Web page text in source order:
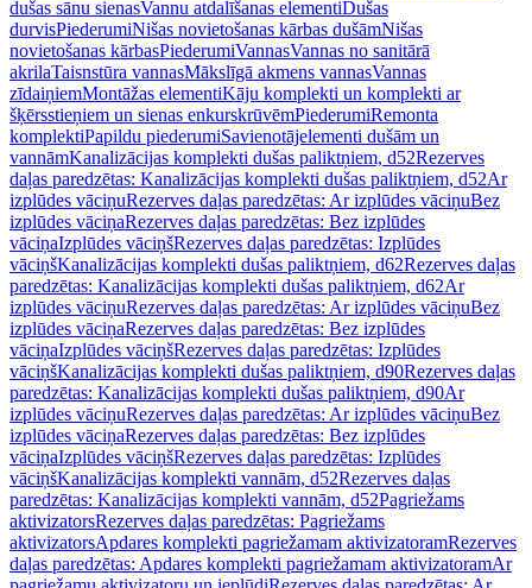
dušas sānu sienasVannu atdalīšanas elementiDušas
durvisPiederumiNišas novietošanas kārbas dušāmNišas
novietošanas kārbasPiederumiVannasVannas no sanitārā
akrilaTaisnstūra vannasMākslīgā akmens vannasVannas
zīdaiņiemMontāžas elementiKāju komplekti un komplekti ar
šķērsstieņiem un sienas enkurskrūvēmPiederumiRemonta
komplektiPapildu piederumiSavienotājelementi dušām un
vannāmKanalizācijas komplekti dušas paliktņiem, d52Rezerves
daļas paredzētas: Kanalizācijas komplekti dušas paliktņiem, d52Ar
izplūdes vāciņuRezerves daļas paredzētas: Ar izplūdes vāciņuBez
izplūdes vāciņaRezerves daļas paredzētas: Bez izplūdes
vāciņaIzplūdes vāciņšRezerves daļas paredzētas: Izplūdes
vāciņšKanalizācijas komplekti dušas paliktņiem, d62Rezerves daļas
paredzētas: Kanalizācijas komplekti dušas paliktņiem, d62Ar
izplūdes vāciņuRezerves daļas paredzētas: Ar izplūdes vāciņuBez
izplūdes vāciņaRezerves daļas paredzētas: Bez izplūdes
vāciņaIzplūdes vāciņšRezerves daļas paredzētas: Izplūdes
vāciņšKanalizācijas komplekti dušas paliktņiem, d90Rezerves daļas
paredzētas: Kanalizācijas komplekti dušas paliktņiem, d90Ar
izplūdes vāciņuRezerves daļas paredzētas: Ar izplūdes vāciņuBez
izplūdes vāciņaRezerves daļas paredzētas: Bez izplūdes
vāciņaIzplūdes vāciņšRezerves daļas paredzētas: Izplūdes
vāciņšKanalizācijas komplekti vannām, d52Rezerves daļas
paredzētas: Kanalizācijas komplekti vannām, d52Pagriežams
aktivizatorsRezerves daļas paredzētas: Pagriežams
aktivizatorsApdares komplekti pagriežamam aktivizatoramRezerves
daļas paredzētas: Apdares komplekti pagriežamam aktivizatoramAr